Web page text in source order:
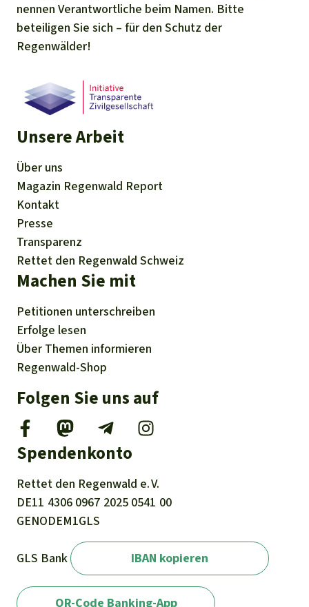
nennen Verantwortliche beim Namen. Bitte
beteiligen Sie sich – für den Schutz der
Regenwälder!
Unsere Arbeit
Über uns
Magazin Regenwald Report
Kontakt
Presse
Transparenz
Rettet den Regenwald Schweiz
Machen Sie mit
Petitionen unterschreiben
Erfolge lesen
Über Themen informieren
Regenwald-Shop
Folgen Sie uns auf
Spendenkonto
Rettet den Regenwald e. V.
DE11 4306 0967 2025 0541 00
GENODEM1GLS
GLS Bank IBAN kopieren
QR-Code Banking-App